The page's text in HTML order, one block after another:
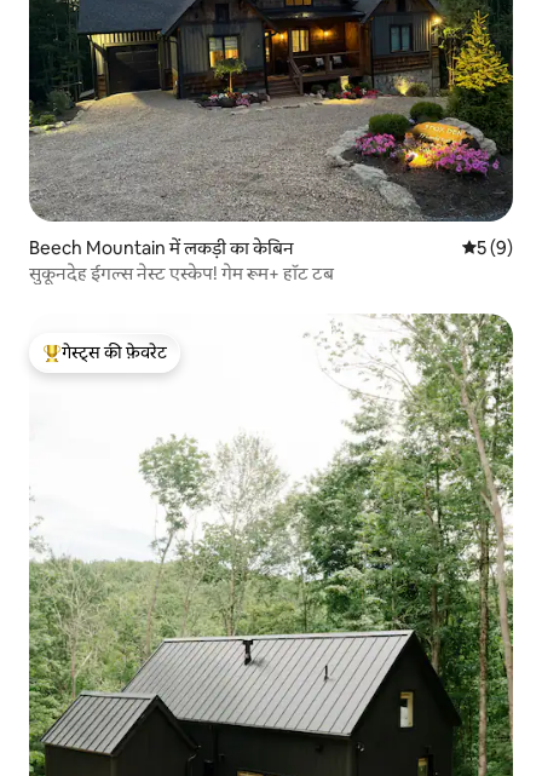
Beech Mountain में लकड़ी का केबिन औसत रेटिंग
5 (9)
सुकूनदेह ईगल्स नेस्ट एस्केप! गेम रूम+ हॉट टब
गेस्ट्स का टॉप फ़ेवरेट
गेस्ट्स की फ़ेवरेट